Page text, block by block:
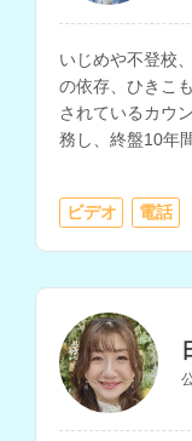
いじめや不登校
の依存、ひきこ
されているカウ
務し、終盤10年
ンセラーとして
ビデオ 電話